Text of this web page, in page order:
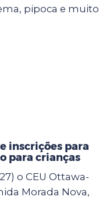
pipoca e muito
inscrições para
para crianças
o CEU Ottawa-
Morada Nova,